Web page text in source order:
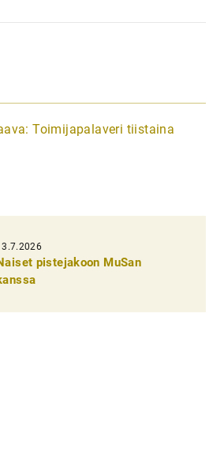
Toimijapalaveri tiistaina
pistejakoon MuSan